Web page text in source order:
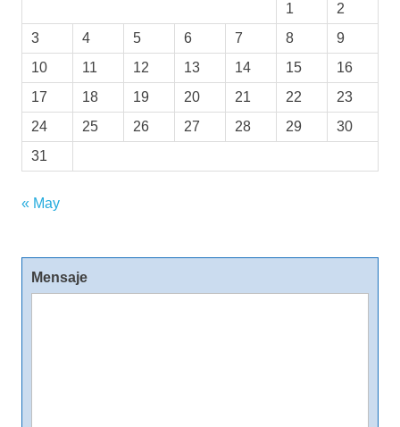
1
2
3
4 5 6 7 8
9
10
11 12 13 14 15
16
17
18 19 20 21 22
23
24
25 26 27 28 29
30
31
« May
Mensaje